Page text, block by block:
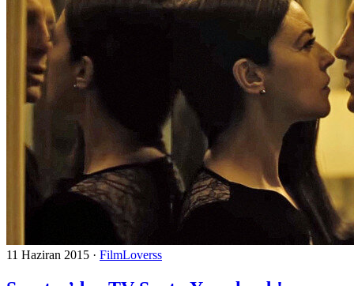
11 Haziran 2015 · FilmLoverss